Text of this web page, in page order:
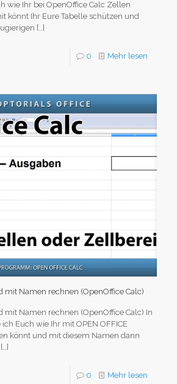
wie Ihr bei OpenOffice Calc Zellen
könnt Ihr Eure Tabelle schützen und
[…]
0 Mehr lesen
mit Namen rechnen (OpenOffice Calc)
mit Namen rechnen (OpenOffice Calc) In
Euch wie Ihr mit OPEN OFFICE
könnt und mit diesem Namen dann
[…]
0 Mehr lesen